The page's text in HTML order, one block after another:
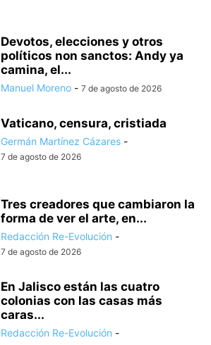
Devotos, elecciones y otros
políticos non sanctos: Andy ya
camina, el...
Manuel Moreno - 7 de agosto de 2026
Vaticano, censura, cristiada
Germán Martínez Cázares -
7 de agosto de 2026
Tres creadores que cambiaron la
forma de ver el arte, en...
Redacción Re-Evolución -
7 de agosto de 2026
En Jalisco están las cuatro
colonias con las casas más
caras...
Redacción Re-Evolución -